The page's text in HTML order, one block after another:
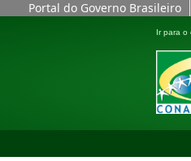
Portal do Governo Brasileiro
Ir para o